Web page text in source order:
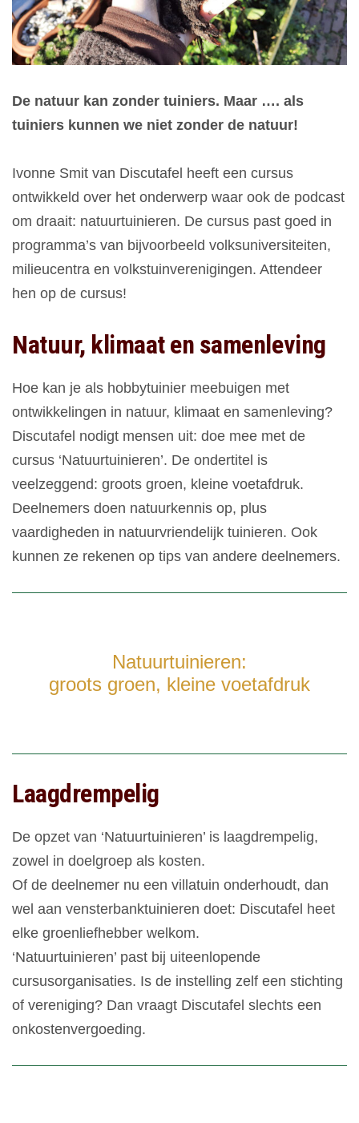
De natuur kan zonder tuiniers. Maar …. als
tuiniers kunnen we niet zonder de natuur!
Ivonne Smit van Discutafel heeft een cursus
ontwikkeld over het onderwerp waar ook de podcast
om draait: natuurtuinieren. De cursus past goed in
programma’s van bijvoorbeeld volksuniversiteiten,
milieucentra en volkstuinverenigingen. Attendeer
hen op de cursus!
Natuur, klimaat en samenleving
Hoe kan je als hobbytuinier meebuigen met
ontwikkelingen in natuur, klimaat en samenleving?
Discutafel nodigt mensen uit: doe mee met de
cursus ‘Natuurtuinieren’. De ondertitel is
veelzeggend: groots groen, kleine voetafdruk.
Deelnemers doen natuurkennis op, plus
vaardigheden in natuurvriendelijk tuinieren. Ook
kunnen ze rekenen op tips van andere deelnemers.
Natuurtuinieren:
groots groen, kleine voetafdruk
Laagdrempelig
De opzet van ‘Natuurtuinieren’ is laagdrempelig,
zowel in doelgroep als kosten.
Of de deelnemer nu een villatuin onderhoudt, dan
wel aan vensterbanktuinieren doet: Discutafel heet
elke groenliefhebber welkom.
‘Natuurtuinieren’ past bij uiteenlopende
cursusorganisaties. Is de instelling zelf een stichting
of vereniging? Dan vraagt Discutafel slechts een
onkostenvergoeding.